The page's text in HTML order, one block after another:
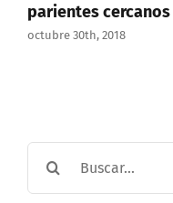
parientes cercanos
octubre 30th, 2018